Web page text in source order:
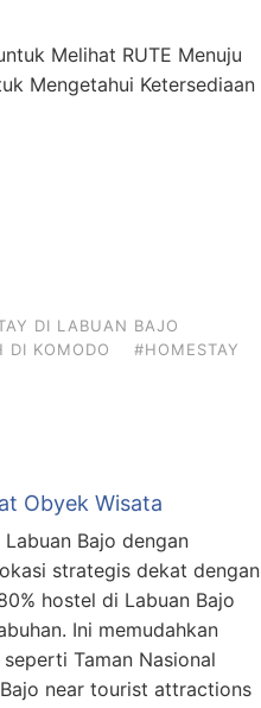
Melihat RUTE Menuju
Mengetahui Ketersediaan
DI LABUAN BAJO
DI KOMODO
#HOMESTAY
Obyek Wisata
Bajo dengan
strategis dekat dengan
hostel di Labuan Bajo
Ini memudahkan
Taman Nasional
near tourist attractions